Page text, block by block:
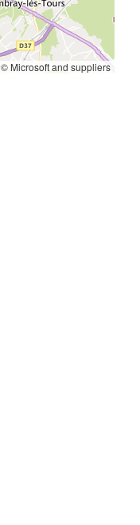
© Microsoft and suppliers